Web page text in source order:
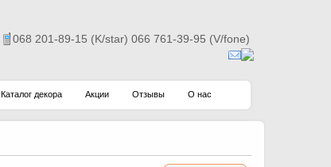
068 201-89-15 (K/star) 066 761-39-95 (V/fone)
Каталог декора Акции Отзывы О нас